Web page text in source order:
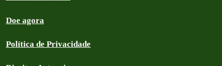
Doe agora
Política de Privacidade